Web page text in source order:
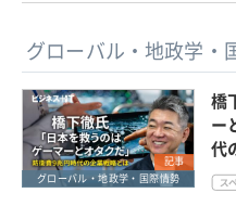
グローバル・地政学・
記事
グローバル・地政学・国際情勢
橋
ー
代